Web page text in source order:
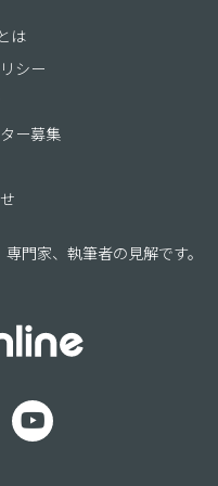
は
シー
ー募集
門家、執筆者の見解です。